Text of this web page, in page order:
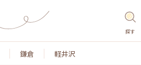
探す
鎌倉 軽井沢